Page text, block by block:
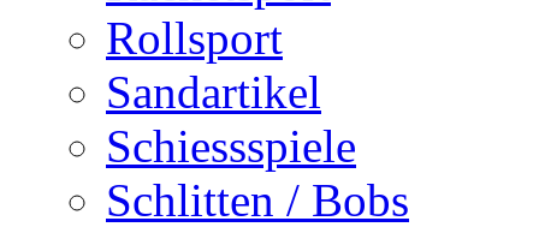
Rollsport
Sandartikel
Schiessspiele
Schlitten / Bobs